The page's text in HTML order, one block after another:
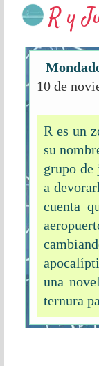
R y
10 de
R es un
su
grupo de
a
cuenta
una
ternura